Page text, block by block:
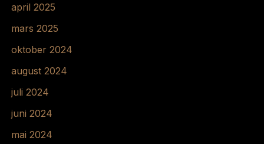
april 2025
mars 2025
oktober 2024
august 2024
juli 2024
juni 2024
mai 2024